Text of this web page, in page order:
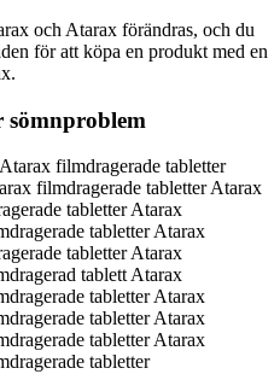
och Atarax förändras, och du
för att köpa en produkt med en
filmdragerade tabletter
filmdragerade tabletter Atarax
tabletter Atarax
tabletter Atarax
tabletter Atarax
tablett Atarax
tabletter Atarax
tabletter Atarax
tabletter Atarax
tabletter